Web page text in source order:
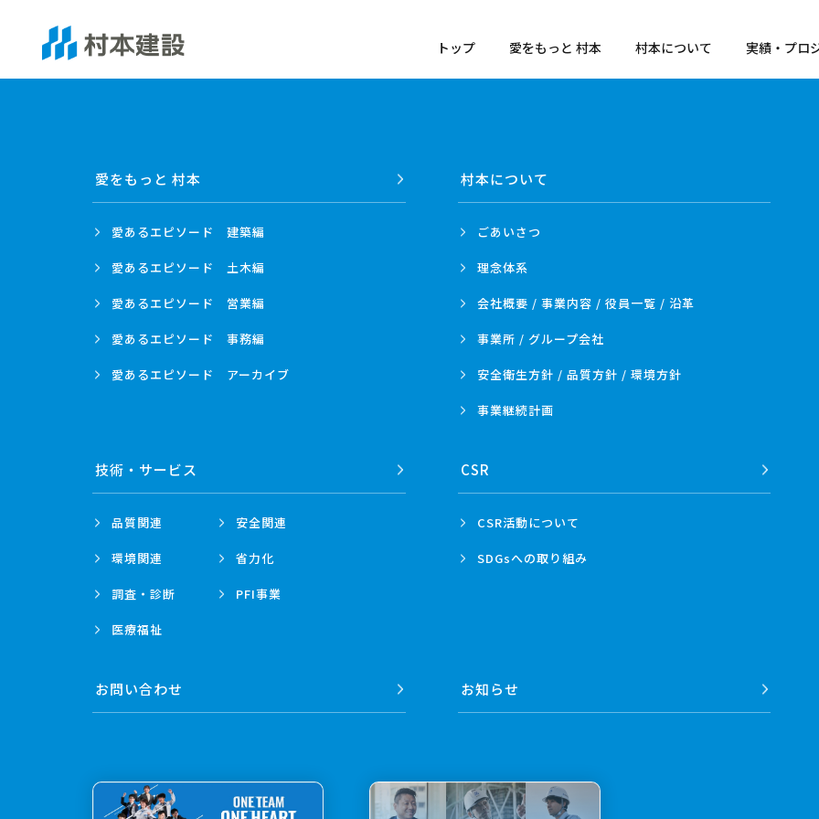
トップ 愛をもっと 村本 村本について 実績・プロ
愛をもっと 村本
愛あるエピソード 建築編
愛あるエピソード 土木編
愛あるエピソード 営業編
愛あるエピソード 事務編
愛あるエピソード アーカイブ
村本について
ごあいさつ
理念体系
会社概要 / 事業内容 / 役員一覧 / 沿革
事業所 / グループ会社
安全衛生方針 / 品質方針 / 環境方針
事業継続計画
技術・ サービス
品質関連 安全関連
環境関連 省力化
調査・診断 PFI事業
医療福祉
CSR
CSR活動について
SDGsへの取り組み
お問い合わせ お知らせ